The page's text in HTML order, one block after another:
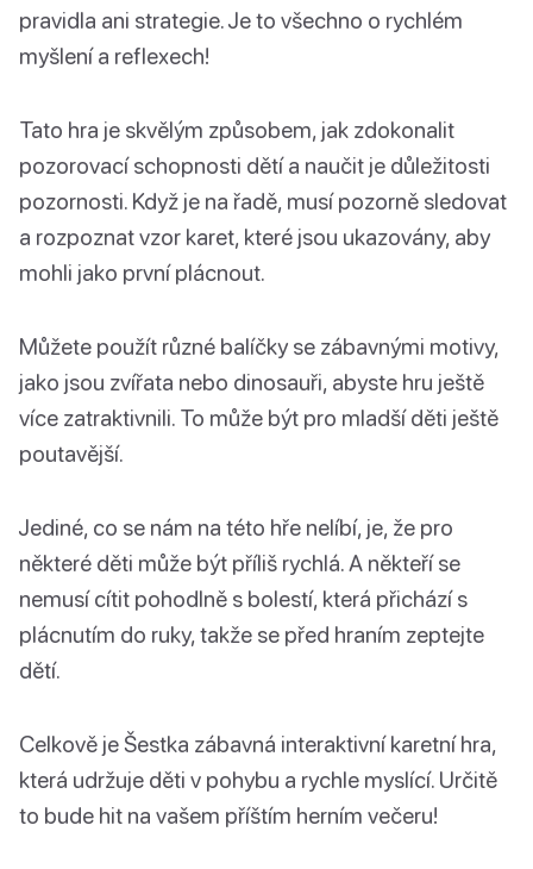
pravidla ani strategie. Je to všechno o rychlém
myšlení a reflexech!
Tato hra je skvělým způsobem, jak zdokonalit
pozorovací schopnosti dětí a naučit je důležitosti
pozornosti. Když je na řadě, musí pozorně sledovat
a rozpoznat vzor karet, které jsou ukazovány, aby
mohli jako první plácnout.
Můžete použít různé balíčky se zábavnými motivy,
jako jsou zvířata nebo dinosauři, abyste hru ještě
více zatraktivnili. To může být pro mladší děti ještě
poutavější.
Jediné, co se nám na této hře nelíbí, je, že pro
některé děti může být příliš rychlá. A někteří se
nemusí cítit pohodlně s bolestí, která přichází s
plácnutím do ruky, takže se před hraním zeptejte
dětí.
Celkově je Šestka zábavná interaktivní karetní hra,
která udržuje děti v pohybu a rychle myslící. Určitě
to bude hit na vašem příštím herním večeru!